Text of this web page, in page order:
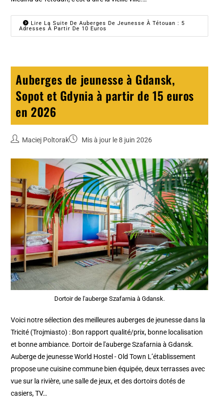
Lire La Suite De Auberges De Jeunesse À Tétouan : 5
Adresses À Partir De 10 Euros
Auberges de jeunesse à Gdansk,
Sopot et Gdynia à partir de 15 euros
en 2026
Maciej Poltorak Mis à jour le 8 juin 2026
Dortoir de l'auberge Szafarnia à Gdansk.
Voici notre sélection des meilleures auberges de jeunesse dans la
Tricité (Trojmiasto) : Bon rapport qualité/prix, bonne localisation
et bonne ambiance. Dortoir de l'auberge Szafarnia à Gdansk.
Auberge de jeunesse World Hostel - Old Town L’établissement
propose une cuisine commune bien équipée, deux terrasses avec
vue sur la rivière, une salle de jeux, et des dortoirs dotés de
casiers, TV…